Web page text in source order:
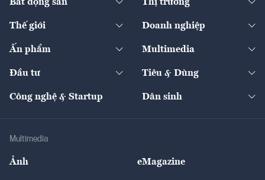
Diễn đàn
Bảo hiểm
Khung pháp lý
Start-up
Quản trị số
Bất động sản
Chính sách
Tư vấn
Thị trường
Thị trường
Nông sản
Thế giới
Kinh tế
Doanh nghiệp
Ấn phẩm
The Guide
Multimedia
Đầu tư Tiêu & Dùng
Công nghệ & Startup Dân sinh
Multimedia
Ảnh eMagazine